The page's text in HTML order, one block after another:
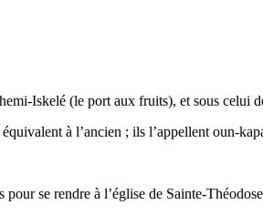
Iskelé (le port aux fruits), et sous celui
à l’ancien ; ils l’appellent oun-
se rendre à l’église de Sainte-